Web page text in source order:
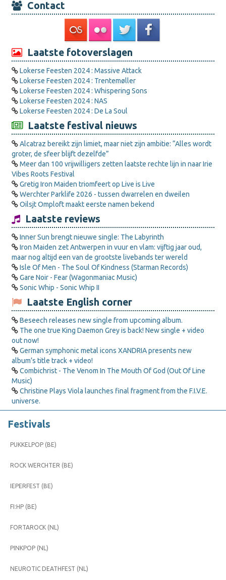
Contact
Laatste fotoverslagen
Lokerse Feesten 2024 : Massive Attack
Lokerse Feesten 2024 : Trentemøller
Lokerse Feesten 2024 : Whispering Sons
Lokerse Feesten 2024 : NAS
Lokerse Feesten 2024 : De La Soul
Laatste festival nieuws
Alcatraz bereikt zijn limiet, maar niet zijn ambitie: “Alles wordt
groter, de sfeer blijft dezelfde”
Meer dan 100 vrijwilligers zetten laatste rechte lijn in naar Irie
Vibes Roots Festival
Gretig Iron Maiden triomfeert op Live is Live
Werchter Parklife 2026 - tussen dwarrelen en dweilen
Oilsjt Omploft maakt eerste namen bekend
Laatste reviews
Inner Sun brengt nieuwe single: The Labyrinth
Iron Maiden zet Antwerpen in vuur en vlam: vijftig jaar oud,
maar nog altijd een van de grootste livebands ter wereld
Isle Of Men - The Soul Of Kindness (Starman Records)
Gare Noir - Fear (Wagonmaniac Music)
Sonic Whip - Sonic Whip II
Laatste English corner
Beseech releases new single from upcoming album.
The one true King Daemon Grey is back! New single + video
out now!
German symphonic metal icons XANDRIA presents new
album’s title track + video!
Combichrist - The Venom In The Mouth Of God (Out Of Line
Music)
Christine Plays Viola launches final fragment from the F.I.V.E.
universe.
Festivals
PUKKELPOP (BE)
ROCK WERCHTER (BE)
IEPERFEST (BE)
FI:HP (BE)
FORTAROCK (NL)
PINKPOP (NL)
NEUROTIC DEATHFEST (NL)